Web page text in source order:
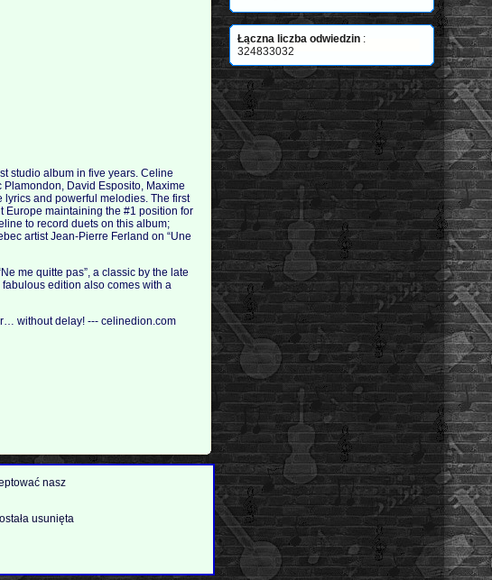
studio album in five years. Celine
David Esposito, Maxime
and powerful melodies. The first
Europe maintaining the #1 position for
to record duets on this album;
artist Jean-Pierre Ferland on “Une
me quitte pas”, a classic by the late
edition also comes with a
without delay! --- celinedion.com
nasz
usunięta
Łączna liczba odwiedzin :
324833032